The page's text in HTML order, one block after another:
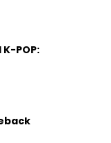
POP: